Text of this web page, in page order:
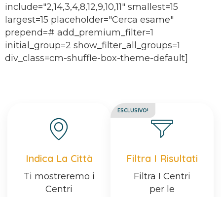
include="2,14,3,4,8,12,9,10,11" smallest=15
largest=15 placeholder="Cerca esame"
prepend=# add_premium_filter=1
initial_group=2 show_filter_all_groups=1
div_class=cm-shuffle-box-theme-default]
Indica La Città
Ti mostreremo i
Centri
Filtra I Risultati
Filtra I Centri
per le
ESCLUSIVO!